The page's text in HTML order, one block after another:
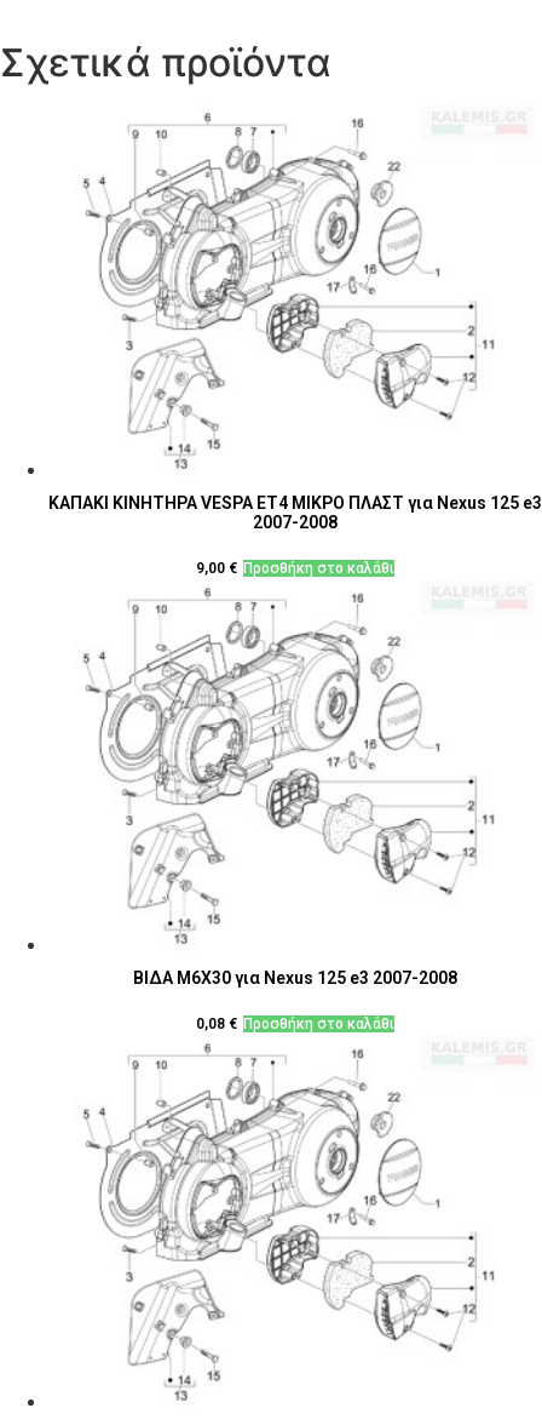
Σχετικά προϊόντα
ΚΑΠΑΚΙ ΚΙΝΗΤΗΡΑ VESPA ΕΤ4 ΜΙΚΡΟ ΠΛΑΣΤ για Nexus 125 e3
2007-2008
9,00 € Προσθήκη στο καλάθι
ΒΙΔΑ M6X30 για Nexus 125 e3 2007-2008
0,08 € Προσθήκη στο καλάθι